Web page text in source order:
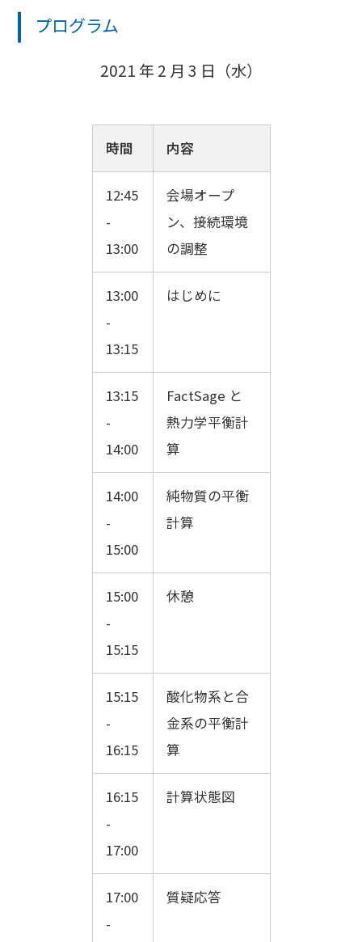
プログラム
2021 年 2 月 3 日（水）
時間 内容
12:45
-
13:00
会場オープ
ン、接続環境
の調整
13:00
-
13:15
はじめに
13:15
-
14:00
FactSage と
熱力学平衡計
算
14:00
-
15:00
純物質の平衡
計算
15:00
-
15:15
休憩
15:15
-
16:15
酸化物系と合
金系の平衡計
算
16:15
-
17:00
計算状態図
17:00
-
質疑応答